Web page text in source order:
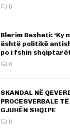
0
Blerim Bexheti: ‘Ky
është politikë
po i fshin
0
SKANDAL NË
PROCESVERBALE
GJUHËN SHQIPE
0